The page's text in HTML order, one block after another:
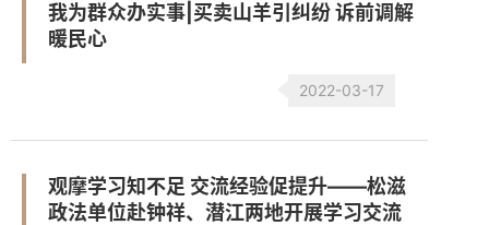
我为群众办实事|买卖山羊引纠纷 诉前调解
暖民心
2022-03-17
观摩学习知不足 交流经验促提升——松滋
政法单位赴钟祥、潜江两地开展学习交流